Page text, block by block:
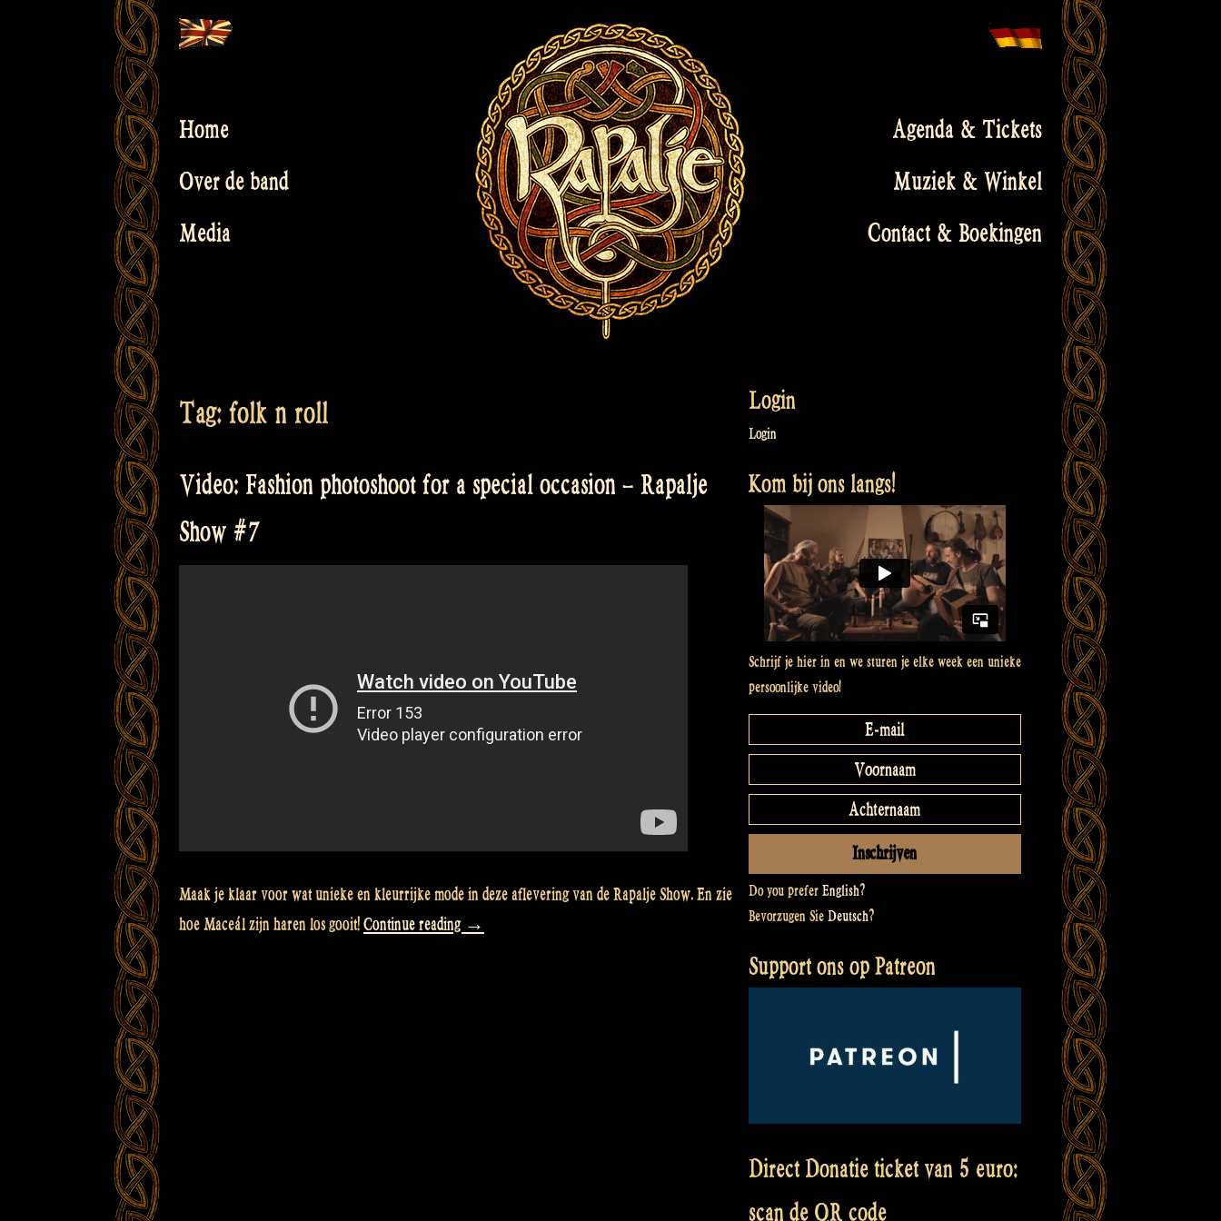
to
Home
Over de band
Media
Agenda & Tickets
Muziek & Winkel
Contact & Boekingen
Tag: folk n roll
Video: Fashion photoshoot for a special occasion – Rapalje
Show #7
Maak je klaar voor wat unieke en kleurrijke mode in deze aflevering van de Rapalje Show. En zie
hoe Maceál zijn haren los gooit!Continue reading “Video:
→
Login
Login
Kom bij ons langs!
Schrijf je hier in en we sturen je elke week een unieke
persoonlijke video!
Do you prefer English?
Bevorzugen Sie Deutsch?
Support ons op Patreon
Direct Donatie ticket van 5 euro:
scan de QR code